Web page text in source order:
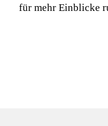
für mehr Einblicke